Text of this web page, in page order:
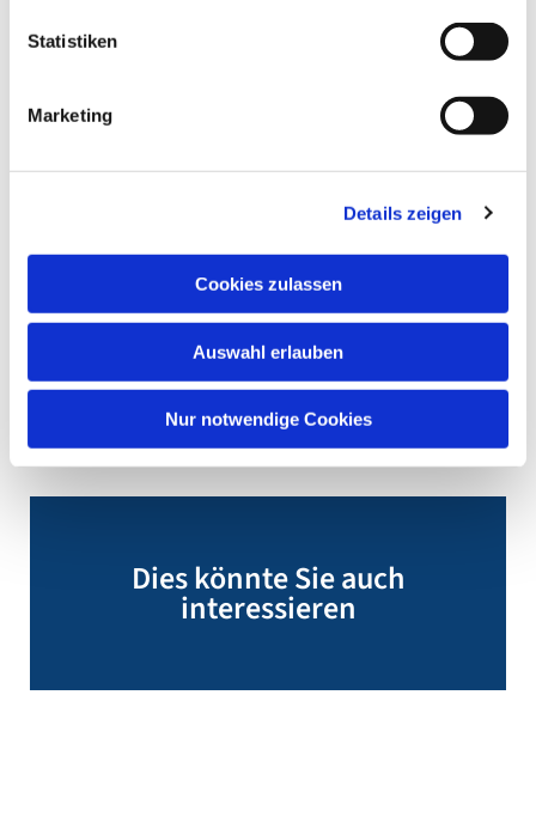
Statistiken
Marketing
Details zeigen
Cookies zulassen
Auswahl erlauben
Nur notwendige Cookies
Dies könnte Sie auch
interessieren